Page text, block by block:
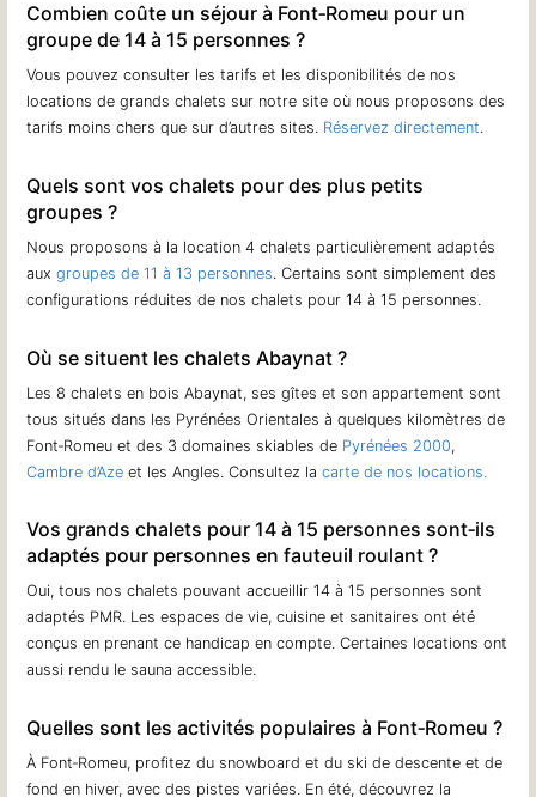
Combien coûte un séjour à Font‐Romeu pour un
groupe de 14 à 15 personnes ?
Vous pouvez consulter les tarifs et les disponibilités de nos
locations de grands chalets sur notre site où nous proposons des
tarifs moins chers que sur d’autres sites. Réservez directement.
Quels sont vos chalets pour des plus petits
groupes ?
Nous proposons à la location 4 chalets particulièrement adaptés
auxgroupes de 11 à 13 personnes. Certains sont simplement des
configurations réduites de nos chalets pour 14 à 15 personnes.
Où se situent les chalets Abaynat ?
Les 8 chalets en bois Abaynat, ses gîtes et son appartement sont
tous situés dans les Pyrénées Orientales à quelques kilomètres de
Font‐Romeu et des 3 domaines skiables de Pyrénées 2000,
Cambre d’Aze et les Angles. Consultez lacarte de nos locations.
Vos grands chalets pour 14 à 15 personnes sont‐ils
adaptés pour personnes en fauteuil roulant ?
Oui, tous nos chalets pouvant accueillir 14 à 15 personnes sont
adaptés PMR. Les espaces de vie, cuisine et sanitaires ont été
conçus en prenant ce handicap en compte. Certaines locations ont
aussi rendu le sauna accessible.
Quelles sont les activités populaires à Font‐Romeu ?
À Font‐Romeu, profitez du snowboard et du ski de descente et de
fond en hiver, avec des pistes variées. En été, découvrez la